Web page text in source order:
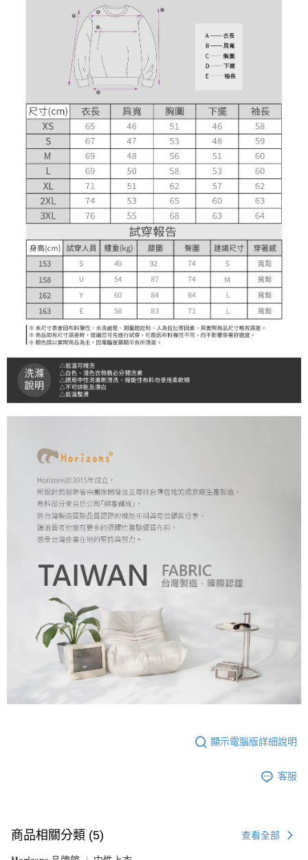
顯示電腦版詳細說明
客服
商品相關分類 (5) 查看全部